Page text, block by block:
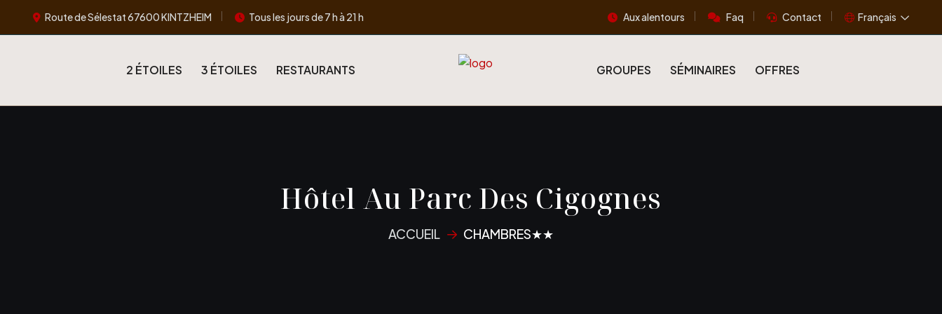
Route de Sélestat 67600 KINTZHEIM Tous les jours de 7 h à 21 h Aux alentours Faq Contact Français
2 ÉTOILES 3 ÉTOILES RESTAURANTS GROUPES SÉMINAIRES OFFRES
Hôtel Au Parc Des Cigognes
ACCUEIL CHAMBRES★★